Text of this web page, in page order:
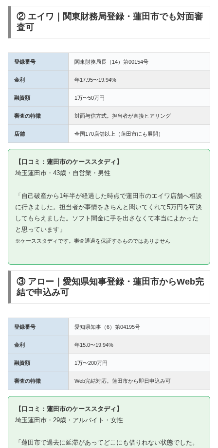
② エイワ｜関東財務局登録・蓮田市でも対面審
査可
登録番号 関東財務局長（14）第00154号
金利 年17.95〜19.94%
融資額 1万〜50万円
審査の特徴 対面与信方式。担当者が直接ヒアリング
店舗 全国170店舗以上（蓮田市にも展開）
【口コミ：蓮田市のケーススタディ】
埼玉蓮田市・43歳・自営業・男性
「自己破産から1年半が経過した時点で蓮田市のエイワ店舗へ相談
に行きました。担当者が事情をきちんと聞いてくれて5万円を可決
してもらえました。ソフト闇金に手を出さなくて本当によかった
と思っています」
※ケーススタディです。審査通過を保証するものではありません
③ アロー｜愛知県知事登録・蓮田市からWeb完
結で申込み可
登録番号 愛知県知事（6）第04195号
金利 年15.0〜19.94%
融資額 1万〜200万円
審査の特徴 Web完結対応。蓮田市から即日申込み可
【口コミ：蓮田市のケーススタディ】
埼玉蓮田市・29歳・アルバイト・女性
「蓮田市で過去に延滞があってどこにも借りれない状態でした。